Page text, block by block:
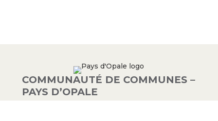
COMMUNAUTÉ DE COMMUNES –
PAYS D’OPALE